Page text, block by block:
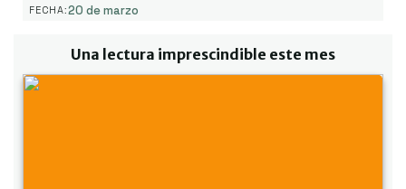
FECHA:20 de marzo
Una lectura imprescindible este mes